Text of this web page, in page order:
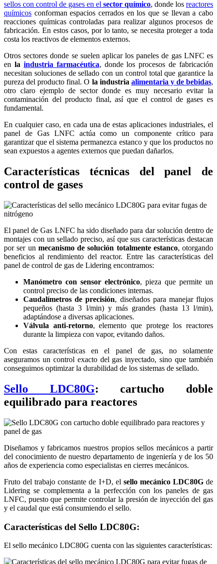
sellos con control de gases en el sector químico, donde los reactores
químicos conforman espacios cerrados en los que se llevan a cabo
reacciones químicas controladas para realizar algunos procesos de
fabricación. En estos casos, por lo tanto, se necesita proteger a toda
costa los reactivos de elementos externos.
Otros sectores donde se suelen aplicar los paneles de gas LNFC es
en la industria farmacéutica, donde los procesos de fabricación
necesitan soluciones de sellado con un control total que garantice la
pureza del producto final. O la industria alimentaria y de bebidas,
otro claro ejemplo de sector donde es muy necesario evitar la
contaminación del producto final, así que el control de gases es
fundamental.
En cualquier caso, en cada una de estas aplicaciones industriales, el
panel de Gas LNFC actúa como un componente crítico para
garantizar que el sistema permanezca estanco y que los productos no
sean expuestos a agentes externos que puedan dañarlos.
Características técnicas del panel de
control de gases
El panel de Gas LNFC ha sido diseñado para dar solución dentro de
montajes con un sellado preciso, así que sus características destacan
por ser un mecanismo de solución totalmente estanco, otorgando
beneficios al rendimiento del reactor. Entre las características del
panel de control de gas de Lidering encontramos:
Manómetro con sensor electrónico, pieza que permite un
control preciso de las condiciones internas.
Caudalímetros de precisión, diseñados para manejar flujos
pequeños (hasta 3 l/min) y más grandes (hasta 13 l/min),
adaptándose a diversas aplicaciones.
Válvula anti-retorno, elemento que protege los reactores
durante la limpieza con vapor, evitando daños.
Con estas características en el panel de gas, no solamente
aseguramos un control exacto del gas inyectado, sino que también
conseguimos optimizar la durabilidad de los sistemas de sellado.
Sello LDC80G: cartucho doble
equilibrado para reactores
Diseñamos y fabricamos nuestros propios sellos mecánicos a partir
del conocimiento de nuestro departamento de ingeniería y de los 50
años de experiencia como especialistas en cierres mecánicos.
Fruto del trabajo constante de I+D, el sello mecánico LDC80Gde
Lidering se complementa a la perfección con los paneles de gas
LNFC, puesto que permite controlar la presión de inyección del gas
y el caudal que está consumiendo el sello.
Características del Sello LDC80G:
El sello mecánico LDC80G cuenta con las siguientes características: